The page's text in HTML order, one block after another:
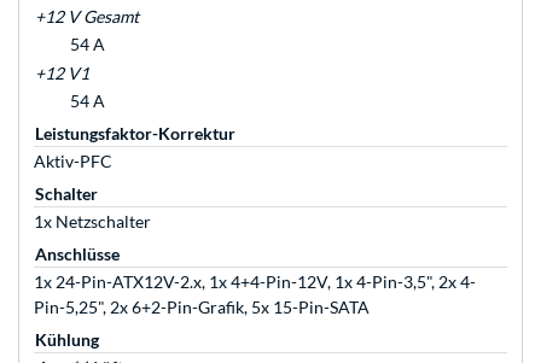
+12 V Gesamt
54 A
+12 V1
54 A
Leistungsfaktor-Korrektur
Aktiv-PFC
Schalter
1x Netzschalter
Anschlüsse
1x 24-Pin-ATX12V-2.x, 1x 4+4-Pin-12V, 1x 4-Pin-3,5", 2x 4-
Pin-5,25", 2x 6+2-Pin-Grafik, 5x 15-Pin-SATA
Kühlung